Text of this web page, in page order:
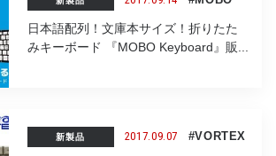
日本語配列！文庫本サイズ！折りたた
みキーボード 『MOBO Keyboard』販...
新製品 2017.09.07 #VORTEX